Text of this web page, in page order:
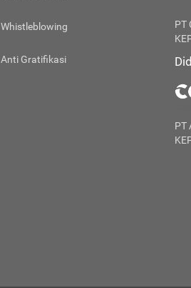
Whistleblowing
Anti Gratifikasi
PT
PT